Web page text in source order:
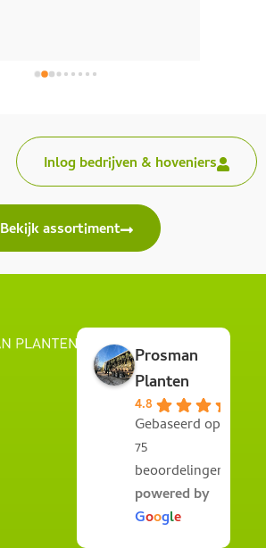
Inlog bedrijven & hoveniers
Bekijk assortiment
Prosman
Planten
4.8
Gebaseerd op
75
beoordelingen
powered by
Google